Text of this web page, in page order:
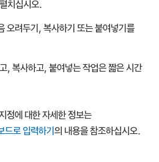
치십시오.
오려두기, 복사하기 또는 붙여넣기를
, 복사하고, 붙여넣는 작업은 짧은 시간
정에 대한 자세한 정보는
로 입력하기 의 내용을 참조하십시오.